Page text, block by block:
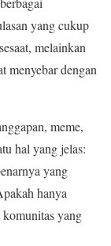
yang cukup
melainkan
menyebar dengan
meme,
hal yang jelas:
yang
hanya
yang